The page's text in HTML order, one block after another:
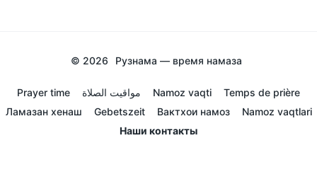
© 2026 Рузнама — время намаза
Prayer time مواقيت الصلاة Namoz vaqti
Temps de prière
Ламазан хенаш
Gebetszeit Вактхои намоз
Namoz vaqtlari
Наши контакты